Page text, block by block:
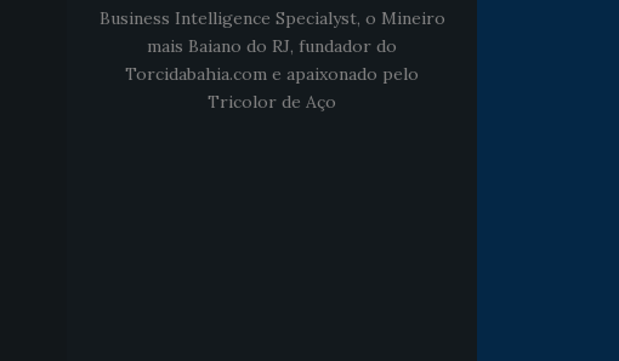
Business Intelligence Specialyst, o Mineiro
mais Baiano do RJ, fundador do
Torcidabahia.com e apaixonado pelo
Tricolor de Aço